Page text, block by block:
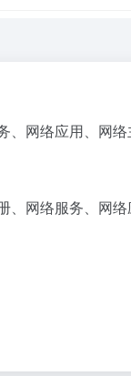
、网络应用、网
、网络服务、网